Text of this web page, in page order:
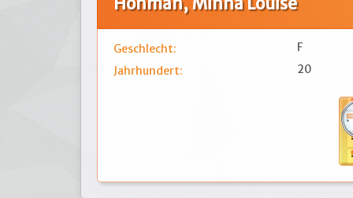
Geschlecht:
F
Jahrhundert:
20